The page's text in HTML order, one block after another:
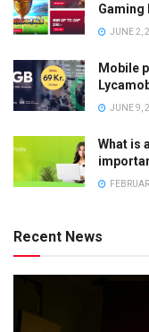
Gaming
JUNE 2,
Mobile
JUNE 9,
What is
Recent News